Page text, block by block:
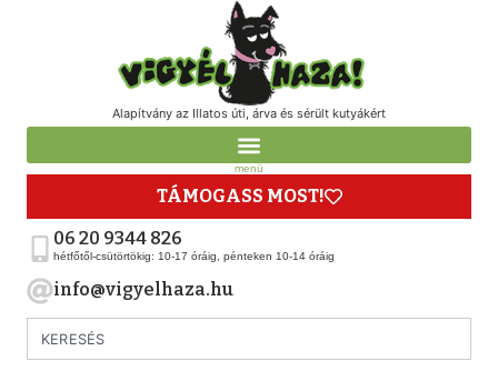
Alapítvány az Illatos úti, árva és sérült kutyákért
menü
TÁMOGASS MOST!
06 20 9344 826
hétfőtől-csütörtökig: 10-17 óráig, pénteken 10-14 óráig
info@vigyelhaza.hu